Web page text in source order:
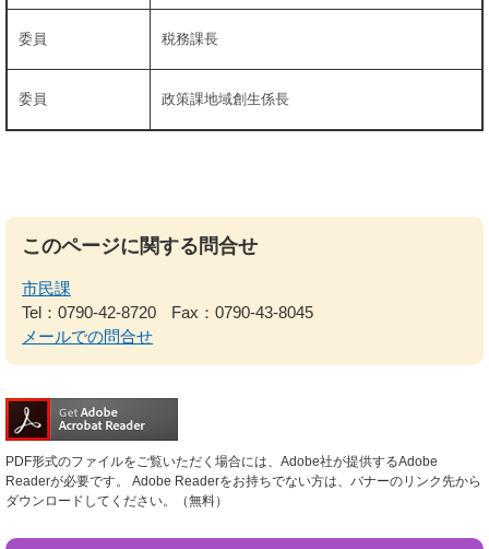
委員 税務課長
委員 政策課地域創生係長
このページに関する問合せ
市民課
Tel：0790-42-8720
Fax：0790-43-8045
メールでの問合せ
PDF形式のファイルをご覧いただく場合には、Adobe社が提供するAdobe
Readerが必要です。
Adobe Readerをお持ちでない方は、バナーのリンク先から
ダウンロードしてください。（無料）